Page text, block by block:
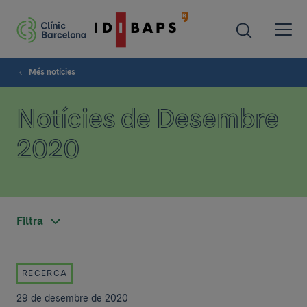
Més notícies
Notícies de Desembre
2020
Filtra
RECERCA
29 de desembre de 2020